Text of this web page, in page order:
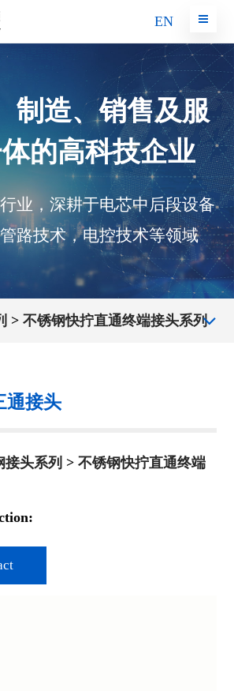
EN
制造、销售及服
的高科技企业
业，深耕于电芯中后段设备
路技术，电控技术等领域
> 不锈钢快拧直通终端接头系列
通接头
接头系列 >不锈钢快拧直通终端